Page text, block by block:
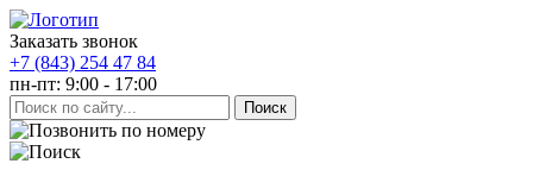
Заказать звонок
+7 (843) 254 47 84
пн-пт: 9:00 - 17:00